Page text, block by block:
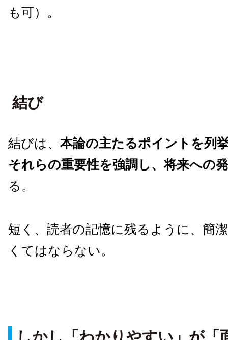
も可）。
結び
結びは、 本論の主たるポイントを列
それらの重要性を強調し、将来への
る。
短く、読者の記憶に残るように、簡
くてはならない。
しかし「わかりやすい」が「